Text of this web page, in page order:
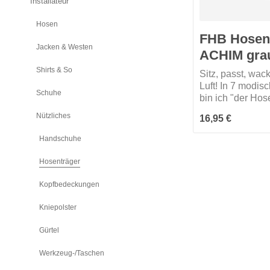
Hosen
Jacken & Westen
Shirts & So
Schuhe
Nützliches
Handschuhe
Hosenträger
Kopfbedeckungen
Kniepolster
Gürtel
Werkzeug-/Taschen
FHB
ACHIM
Sitz, passt,
Luft! In 7
bin ich "der Hosenträger"
Regulärer Preis:
16,95 €